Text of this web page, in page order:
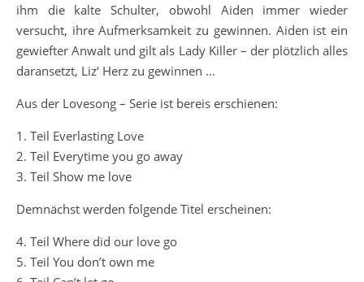
ihm die kalte Schulter, obwohl Aiden immer wieder
versucht, ihre Aufmerksamkeit zu gewinnen. Aiden ist ein
gewiefter Anwalt und gilt als Lady Killer – der plötzlich alles
daransetzt, Liz‘ Herz zu gewinnen …
Aus der Lovesong – Serie ist bereis erschienen:
1. Teil Everlasting Love
2. Teil Everytime you go away
3. Teil Show me love
Demnächst werden folgende Titel erscheinen:
4. Teil Where did our love go
5. Teil You don’t own me